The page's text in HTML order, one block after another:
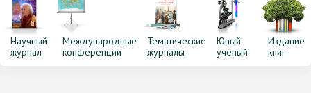
Научный
журнал
Международные
конференции
Тематические
журналы
Юный
ученый
Издание
книг